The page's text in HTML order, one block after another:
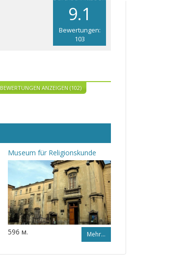
9.1
Bewertungen:
103
BEWERTUNGEN ANZEIGEN (102)
Museum für Religionskunde
596 м. Mehr…